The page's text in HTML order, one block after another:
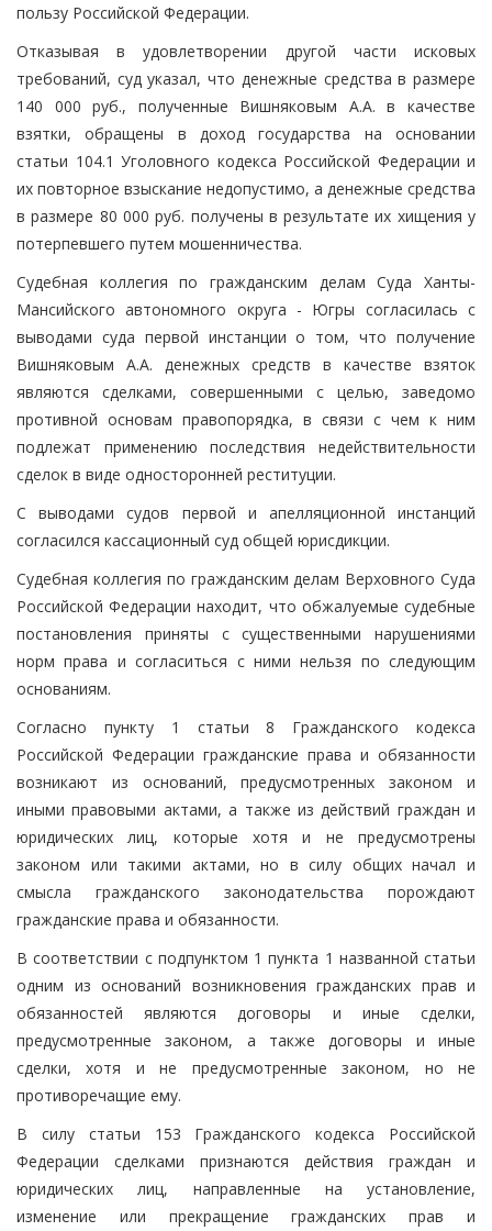
пользу Российской Федерации.
Отказывая в удовлетворении другой части исковых
требований, суд указал, что денежные средства в размере
140 000 руб., полученные Вишняковым А.А. в качестве
взятки, обращены в доход государства на основании
статьи 104.1 Уголовного кодекса Российской Федерации и
их повторное взыскание недопустимо, а денежные средства
в размере 80 000 руб. получены в результате их хищения у
потерпевшего путем мошенничества.
Судебная коллегия по гражданским делам Суда Ханты-
Мансийского автономного округа - Югры согласилась с
выводами суда первой инстанции о том, что получение
Вишняковым А.А. денежных средств в качестве взяток
являются сделками, совершенными с целью, заведомо
противной основам правопорядка, в связи с чем к ним
подлежат применению последствия недействительности
сделок в виде односторонней реституции.
С выводами судов первой и апелляционной инстанций
согласился кассационный суд общей юрисдикции.
Судебная коллегия по гражданским делам Верховного Суда
Российской Федерации находит, что обжалуемые судебные
постановления приняты с существенными нарушениями
норм права и согласиться с ними нельзя по следующим
основаниям.
Согласно пункту 1 статьи 8 Гражданского кодекса
Российской Федерации гражданские права и обязанности
возникают из оснований, предусмотренных законом и
иными правовыми актами, а также из действий граждан и
юридических лиц, которые хотя и не предусмотрены
законом или такими актами, но в силу общих начал и
смысла гражданского законодательства порождают
гражданские права и обязанности.
В соответствии с подпунктом 1 пункта 1 названной статьи
одним из оснований возникновения гражданских прав и
обязанностей являются договоры и иные сделки,
предусмотренные законом, а также договоры и иные
сделки, хотя и не предусмотренные законом, но не
противоречащие ему.
В силу статьи 153 Гражданского кодекса Российской
Федерации сделками признаются действия граждан и
юридических лиц, направленные на установление,
изменение или прекращение гражданских прав и